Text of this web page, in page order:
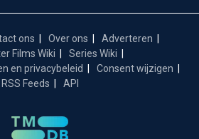
ons Over ons
Adverteren
Films Wiki
Series Wiki
en privacybeleid
Consent wijzigen
RSS Feeds
API